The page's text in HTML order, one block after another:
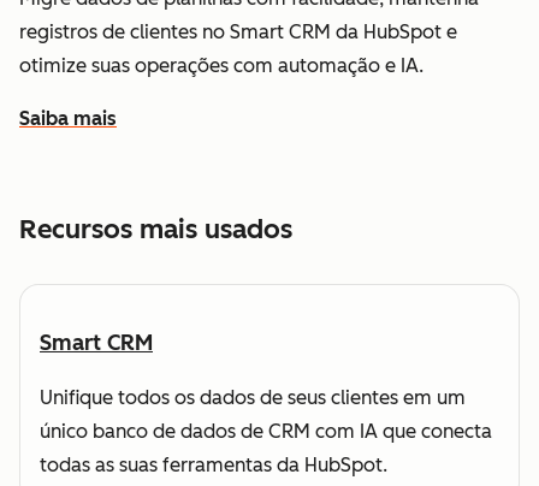
registros de clientes no Smart CRM da HubSpot e
otimize suas operações com automação e IA.
Saiba mais
sobre como a HubSpot ajuda você a entender e
Recursos mais usados
Smart CRM
Unifique todos os dados de seus clientes em um
único banco de dados de CRM com IA que conecta
todas as suas ferramentas da HubSpot.